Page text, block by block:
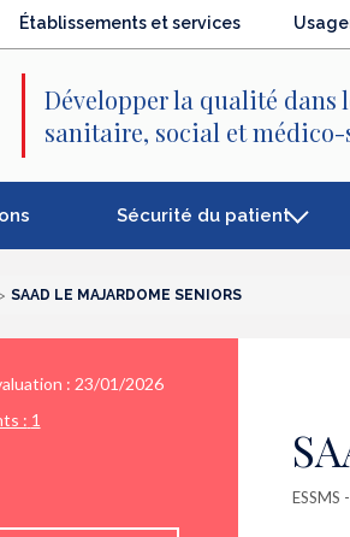
Établissements et services
Développer la qualité dans
sanitaire, social et
Sécurité du patient
SAAD LE MAJARDOME SENIORS
: 23/01/2026
: 1
ESSMS